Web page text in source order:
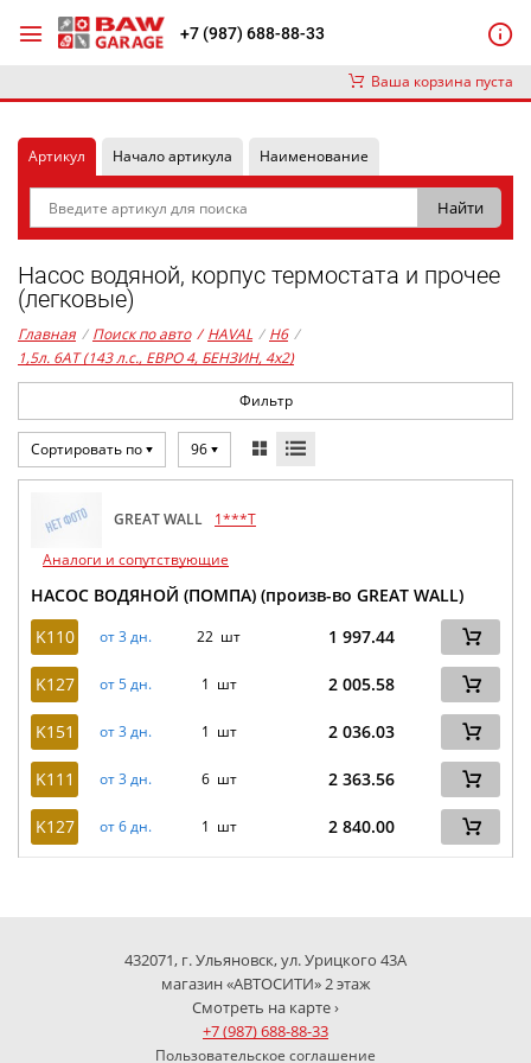
+7 (987) 688-88-33
Ваша корзина пуста
Артикул Начало артикула Наименование
Насос водяной, корпус термостата и прочее
(легковые)
Главная / Поиск по авто / HAVAL / H6 /
1,5л. 6AT (143 л.с., ЕВРО 4, БЕНЗИН, 4x2)
Фильтр
Сортировать по 96
GREAT WALL
1***T
Аналоги и сопутствующие
НАСОС ВОДЯНОЙ (ПОМПА) (произв-во GREAT WALL)
K110
от 3 дн. 22 шт 1 997.44
K127 от 5 дн. 1 шт 2 005.58
K151 от 3 дн. 1 шт 2 036.03
K111 от 3 дн. 6 шт 2 363.56
K127 от 6 дн. 1 шт 2 840.00
432071, г. Ульяновск, ул. Урицкого 43А
магазин «АВТОСИТИ» 2 этаж
Смотреть на карте ›
+7 (987) 688-88-33
Пользовательское соглашение